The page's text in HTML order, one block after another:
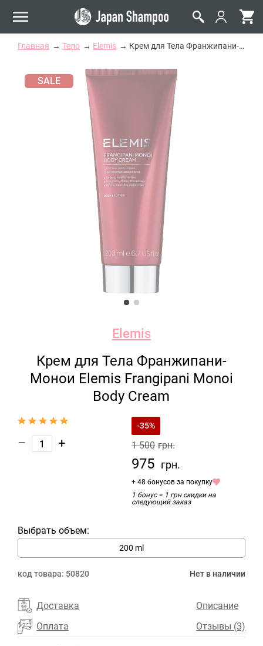
Главная Тело Elemis Крем для Тела Франжипани-Монои Elemis Frangipani Monoi Body Cream
SALE
Elemis
Крем для Тела Франжипани-
Монои Elemis Frangipani Monoi
Body Cream
– +
-35%
1 500 грн.
975 грн.
+ 48 бонусов за покупку
1 бонус = 1 грн скидки на
следующий заказ
Выбрать объем:
200 ml
код товара: 50820 Нет в наличии
Доставка
Оплата
Описание
Отзывы (3)